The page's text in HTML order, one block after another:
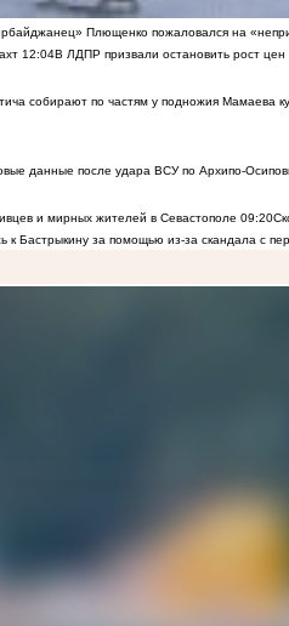
Плющенко пожаловался на
12:04В ЛДПР призвали остановить рост цен
собирают по частям у подножия Мамаева
данные после удара ВСУ по Архипо-
и мирных жителей в Севастополе 09:20
к Бастрыкину за помощью из-за скандала с